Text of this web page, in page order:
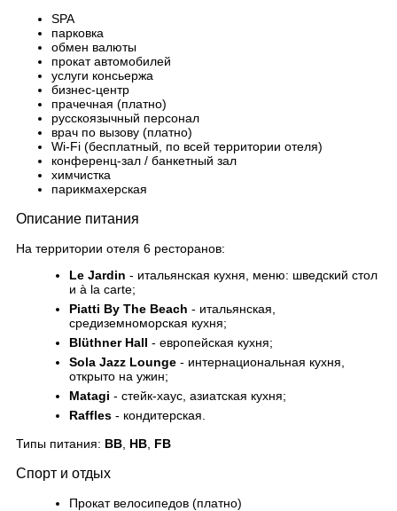
SPA
парковка
обмен валюты
прокат автомобилей
услуги консьержа
бизнес-центр
прачечная (платно)
русскоязычный персонал
врач по вызову (платно)
Wi-Fi (бесплатный, по всей территории отеля)
конференц-зал / банкетный зал
химчистка
парикмахерская
Описание питания
На территории отеля 6 ресторанов:
Le Jardin - итальянская кухня, меню: шведский стол
и à la carte;
Piatti By The Beach - итальянская,
средиземноморская кухня;
Blüthner Hall - европейская кухня;
Sola Jazz Lounge - интернациональная кухня,
открыто на ужин;
Matagi - стейк-хаус, азиатская кухня;
Raffles - кондитерская.
Типы питания: BB HB FB
Спорт и отдых
Прокат велосипедов (платно)